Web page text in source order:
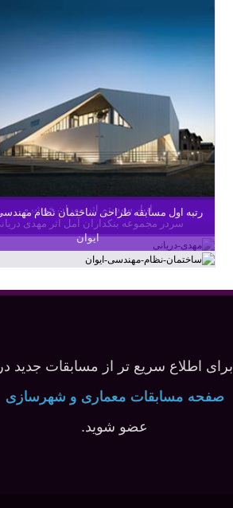
انبار سیستم اثر مهران خوشرو
سردر مجموعه بنکداران آمل اثر مهدی
رتبه اول مسابقه طراحی ساختمان نظام
ایوان
برای اطلاع سریع تر از مسابقات جدید در
صفحه مسابقات معماری و شهرسازی
عضو شوید.